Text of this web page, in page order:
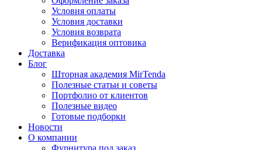
Условия оплаты
Условия доставки
Условия возврата
Верификация оптовика
Доставка
Блог
Шторная академия MirTenda
Полезные статьи и советы
Портфолио от клиентов
Полезные видео
Готовые подборки
Новости
О компании
Фурнитура под заказ